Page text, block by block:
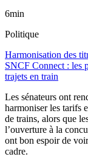
6min
Politique
Harmonisation des
SNCF Connect : les
trajets en train
Les sénateurs ont
harmoniser les tarifs
de trains, alors que
l’ouverture à la
ont bon espoir de
cadre.